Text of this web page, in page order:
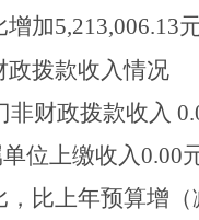
增加5,213,006.13
政拨款收入情况
非财政拨款收入0
位上缴收入0.00
，比上年预算增（